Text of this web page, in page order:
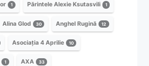
1 Părintele Alexie Ksutasvili 1
Alina Glod 30 Anghel Rugină 12
Asociația 4 Aprilie 10
1 AXA 33